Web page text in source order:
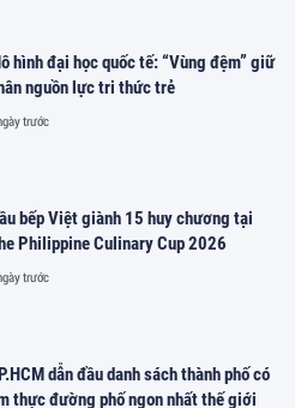
hình đại học quốc tế: “Vùng đệm” giữ
nguồn lực tri thức trẻ
trước
bếp Việt giành 15 huy chương tại
Philippine Culinary Cup 2026
trước
dẫn đầu danh sách thành phố có
thực đường phố ngon nhất thế giới